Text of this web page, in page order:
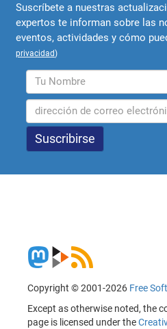
Suscríbete a nuestras
expertos te informan sobre las
eventos, actividades y cómo
privacidad)
Copyright © 2001-2026 Free
Except as otherwise noted, the
page is licensed under the